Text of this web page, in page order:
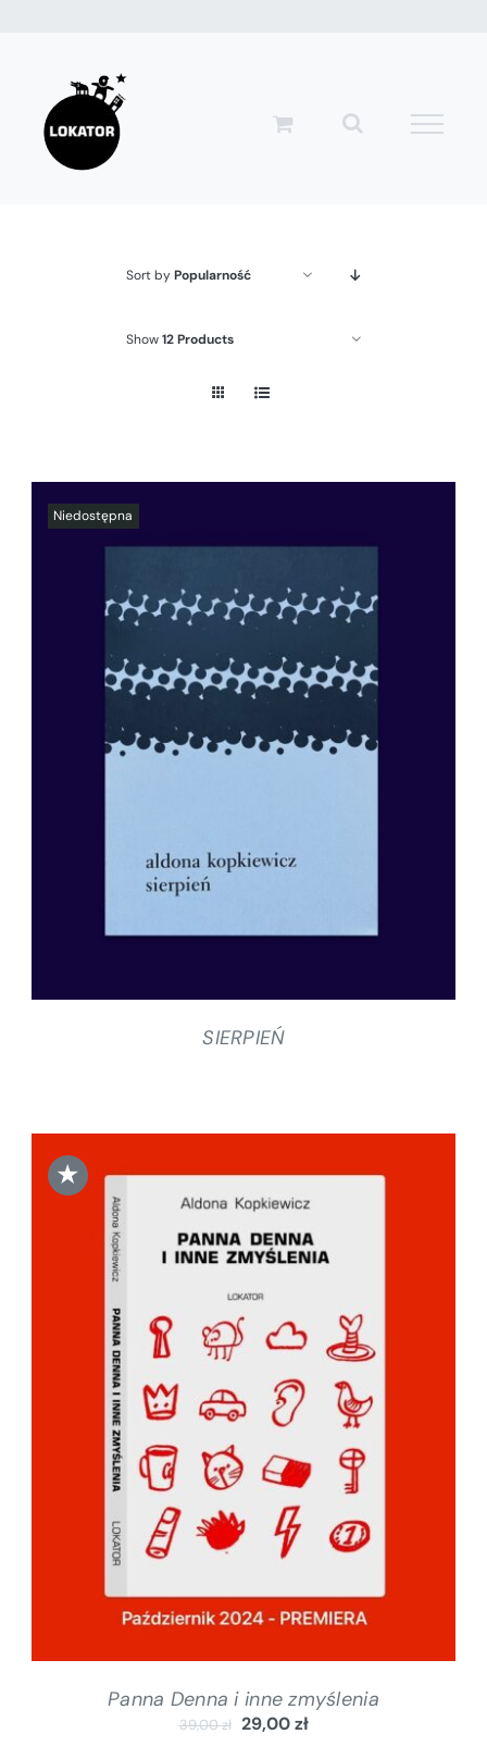
zawartości
Sort byPopularność
Show12 Products
SZCZEGÓŁY
SIERPIEŃ
★
DODAJ DO KOSZYKA SZCZEGÓŁY
Panna Denna i inne zmyślenia
39,00zł 29,00zł